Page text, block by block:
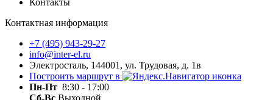
Контактная информация
+7 (495) 943-29-27
info@inter-el.ru
Электросталь, 144001, ул. Трудовая, д. 1в
Построить маршрут в
Пн-Пт 8:30 - 17:00
Сб-Вс Выходной